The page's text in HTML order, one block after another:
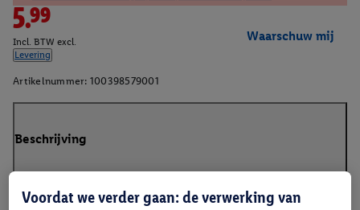
5.99
Incl. BTW excl.
Levering
Waarschuw mij
Artikelnummer: 100398579001
Beschrijving
Voordat we verder gaan: de verwerking van